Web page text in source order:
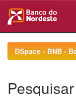
navigationDSpace - BNB -
Pesquisar